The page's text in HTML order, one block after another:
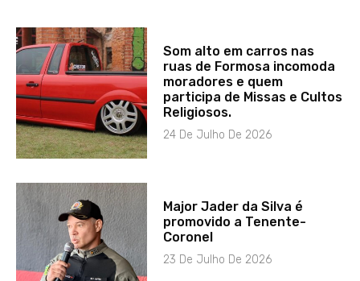
Som alto em carros nas
ruas de Formosa incomoda
moradores e quem
participa de Missas e Cultos
Religiosos.
24 De Julho De 2026
Major Jader da Silva é
promovido a Tenente-
Coronel
23 De Julho De 2026